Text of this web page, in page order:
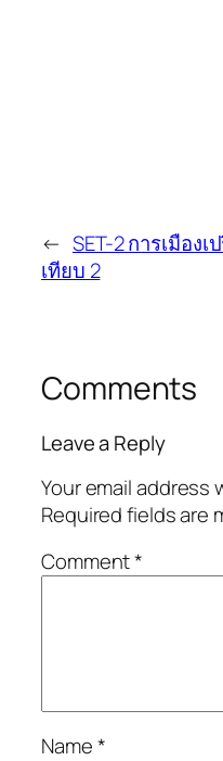
← SET-2 การเมืองเ
เทียบ 2
Comments
Leave a Reply
Your email address
Required fields are
Comment*
Name*